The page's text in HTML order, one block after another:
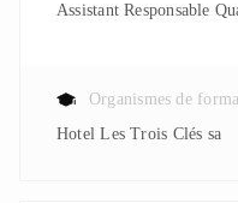
Assistant Responsable
Opérateur De Production
Opérateur Process –
Organismes de
Hotel Les Trois Clés sa